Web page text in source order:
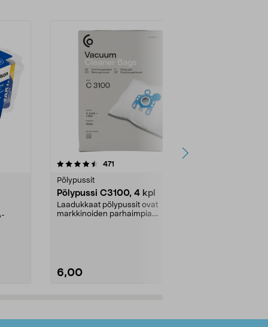
471
Pölypussit
Pölypussi C3100, 4 kpl
Laadukkaat pölypussit ovat
markkinoiden parhaimpia.
6,00
4.5viidestä